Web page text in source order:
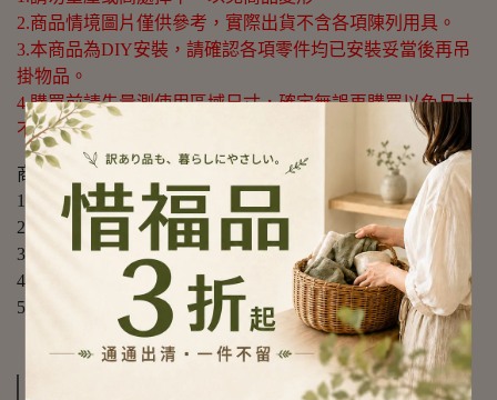
2.商品情境圖片僅供參考，實際出貨不含各項陳列用具。
3.本商品為DIY安裝，請確認各項零件均已安裝妥當後再吊
掛物品。
4.購買前請先量測使用區域尺寸，確定無誤再購買以免尺寸
不合，敬請謹慎選購。
商品規格：
1.尺寸：總長約7.5cm
2.材質：#304(18-8)不鏽鋼
3.重量：約11g(入)
4.產地：台灣
5.商品：S掛勾*20入